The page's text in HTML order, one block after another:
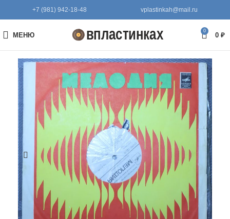
+7 (981) 942-18-48 vplastinkah@mail.ru
МЕНЮ
0
0 ₽